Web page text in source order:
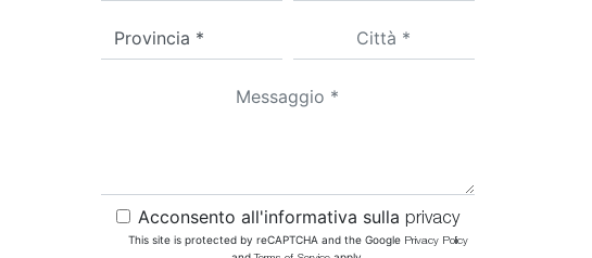
Acconsento all'informativa sulla privacy
This site is protected by reCAPTCHA and the Google Privacy Policy